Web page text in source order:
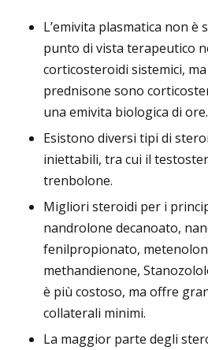
L’emivita plasmatica non è
punto di vista terapeutico
corticosteroidi sistemici,
prednisone sono
una emivita biologica di ore.
Esistono diversi tipi di
iniettabili, tra cui il
trenbolone.
Migliori steroidi per i
nandrolone decanoato,
fenilpropionato,
methandienone,
è più costoso, ma offre
collaterali minimi.
La maggior parte degli